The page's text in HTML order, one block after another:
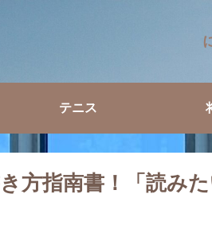
テニス
方指南書！「読み